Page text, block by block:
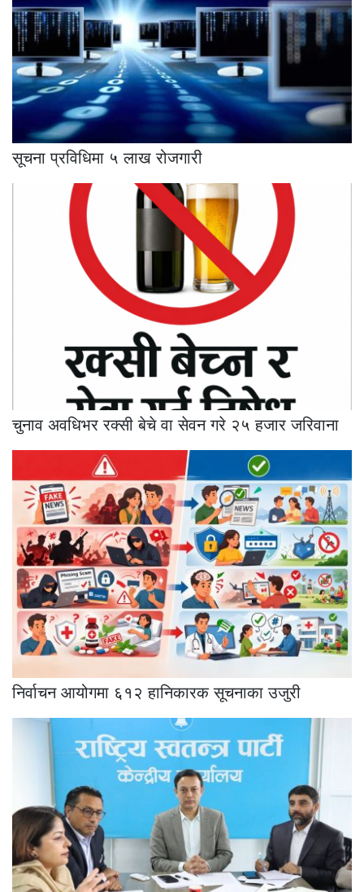
सूचना प्रविधिमा ५ लाख रोजगारी
चुनाव अवधिभर रक्सी बेचे वा सेवन गरे २५ हजार जरिवाना
निर्वाचन आयोगमा ६१२ हानिकारक सूचनाका उजुरी